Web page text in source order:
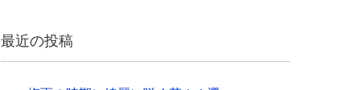
最近の投稿